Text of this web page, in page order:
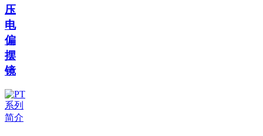
压
电
偏
摆
镜